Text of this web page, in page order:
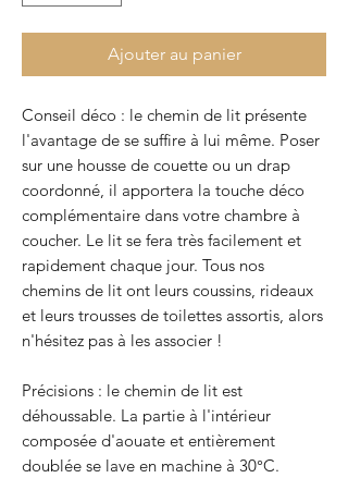
Ajouter au panier
Conseil déco : le chemin de lit présente
l'avantage de se suffire à lui même. Poser
sur une housse de couette ou un drap
coordonné, il apportera la touche déco
complémentaire dans votre chambre à
coucher. Le lit se fera très facilement et
rapidement chaque jour. Tous nos
chemins de lit ont leurs coussins, rideaux
et leurs trousses de toilettes assortis, alors
n'hésitez pas à les associer !
Précisions : le chemin de lit est
déhoussable. La partie à l'intérieur
composée d'aouate et entièrement
doublée se lave en machine à 30°C.